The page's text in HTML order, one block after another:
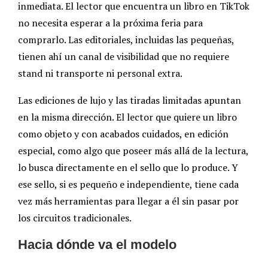
inmediata. El lector que encuentra un libro en TikTok
no necesita esperar a la próxima feria para
comprarlo. Las editoriales, incluidas las pequeñas,
tienen ahí un canal de visibilidad que no requiere
stand ni transporte ni personal extra.
Las ediciones de lujo y las tiradas limitadas apuntan
en la misma dirección. El lector que quiere un libro
como objeto y con acabados cuidados, en edición
especial, como algo que poseer más allá de la lectura,
lo busca directamente en el sello que lo produce. Y
ese sello, si es pequeño e independiente, tiene cada
vez más herramientas para llegar a él sin pasar por
los circuitos tradicionales.
Hacia dónde va el modelo